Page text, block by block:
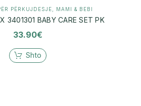
PËRKUJDESJE MAMI & BEBI
3401301 BABY CARE SET PK
33.90€
Shto